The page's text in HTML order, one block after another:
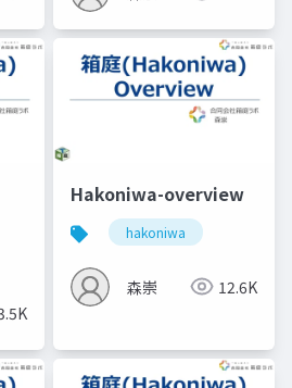
Hakoniwa-overview
hakoniwa
森崇 12.6K